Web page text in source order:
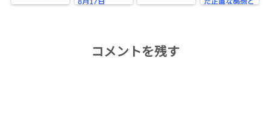
8月17日
た正直な感想と
コメントを残す